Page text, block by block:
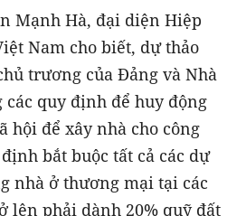
Mạnh Hà, đại diện Hiệp
Nam cho biết, dự thảo
trương của Đảng và Nhà
các quy định để huy động
hội để xây nhà cho công
bắt buộc tất cả các dự
nhà ở thương mại tại các
lên phải dành 20% quỹ đất